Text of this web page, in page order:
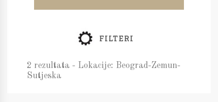
FILTERI
2 rezultata - Lokacije: Beograd-Zemun-
Sutjeska